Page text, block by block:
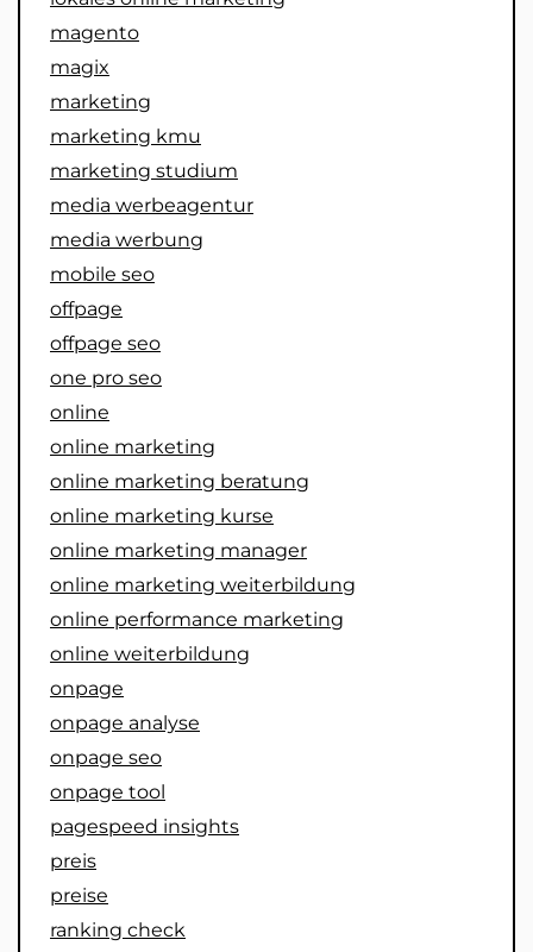
magento
magix
marketing
marketing kmu
marketing studium
media werbeagentur
media werbung
mobile seo
offpage
offpage seo
one pro seo
online
online marketing
online marketing beratung
online marketing kurse
online marketing manager
online marketing weiterbildung
online performance marketing
online weiterbildung
onpage
onpage analyse
onpage seo
onpage tool
pagespeed insights
preis
preise
ranking check